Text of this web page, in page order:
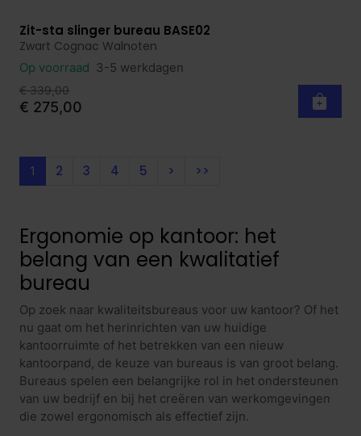
Bekijk product
Zit-sta slinger bureau BASE02
Zwart Cognac Walnoten
Op voorraad 3-5 werkdagen
€ 339,00
€ 275,00
1 2 3 4 5 > >>
Ergonomie op kantoor: het
belang van een kwalitatief
bureau
Op zoek naar kwaliteitsbureaus voor uw kantoor? Of het
nu gaat om het herinrichten van uw huidige
kantoorruimte of het betrekken van een nieuw
kantoorpand, de keuze van bureaus is van groot belang.
Bureaus spelen een belangrijke rol in het ondersteunen
van uw bedrijf en bij het creëren van werkomgevingen
die zowel ergonomisch als effectief zijn.